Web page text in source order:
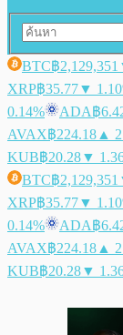
BTC฿2,129,351
XRP฿35.77▼
0.14%
ADA฿
AVAX฿224.18 ▲
KUB฿20.28▼
BTC฿2,129,351
XRP฿35.77▼
0.14%
ADA฿
AVAX฿224.18 ▲
KUB฿20.28▼